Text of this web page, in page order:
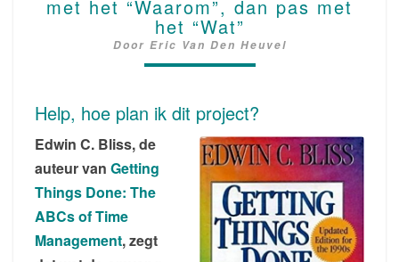
EEN
PROJECT,
BEGIN
MET
“WAAROM”,
DAN
PAS
MET
HET
“WAT”
met het “Waarom”, dan pas met
het “Wat”
Door Eric Van Den Heuvel
Help, hoe plan ik dit project?
Edwin C. Bliss, de
auteur van Getting
Things Done: The
ABCs of Time
Management, zegt